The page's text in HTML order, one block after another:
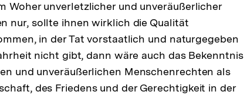
Woher unverletzlicher und unveräußerlicher
nur, sollte ihnen wirklich die Qualität
in der Tat vorstaatlich und naturgegeben
nicht gibt, dann wäre auch das Bekenntnis
und unveräußerlichen Menschenrechten als
des Friedens und der Gerechtigkeit in der